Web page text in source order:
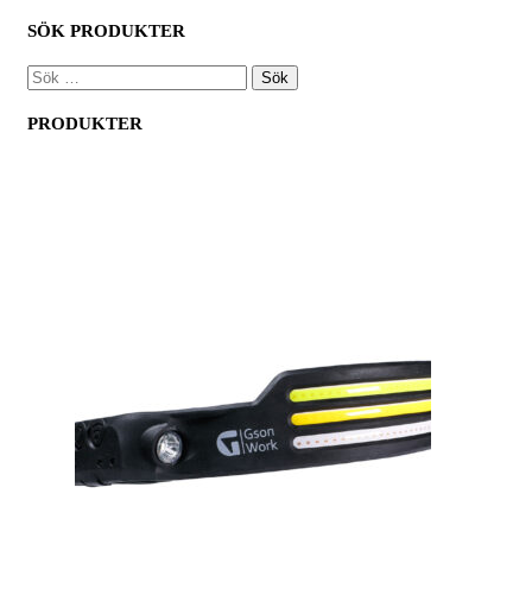
SÖK PRODUKTER
SÖK
PRODUKTER